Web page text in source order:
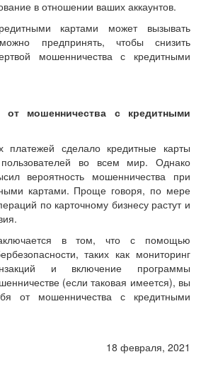
в отношении ваших аккаунтов.
картами может вызывать
предпринять, чтобы снизить
мошенничества с кредитными
от мошенничества с кредитными
платежей сделало кредитные карты
во всем мир. Однако
вероятность мошенничества при
картами. Проще говоря, по мере
по карточному бизнесу растут и
в том, что с помощью
таких как мониторинг
и включение программы
(если таковая имеется), вы
от мошенничества с кредитными
18 февраля, 2021